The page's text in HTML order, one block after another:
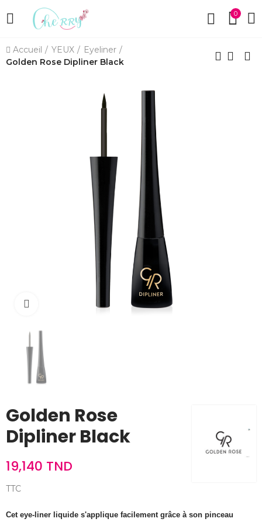
0
Accueil YEUX
Eyeliner
Golden Rose Dipliner Black
Cliquez pour agrandir
Golden Rose
Dipliner Black
19,140 TND
TTC
Cet eye-liner liquide s'applique facilement grâce à son pinceau